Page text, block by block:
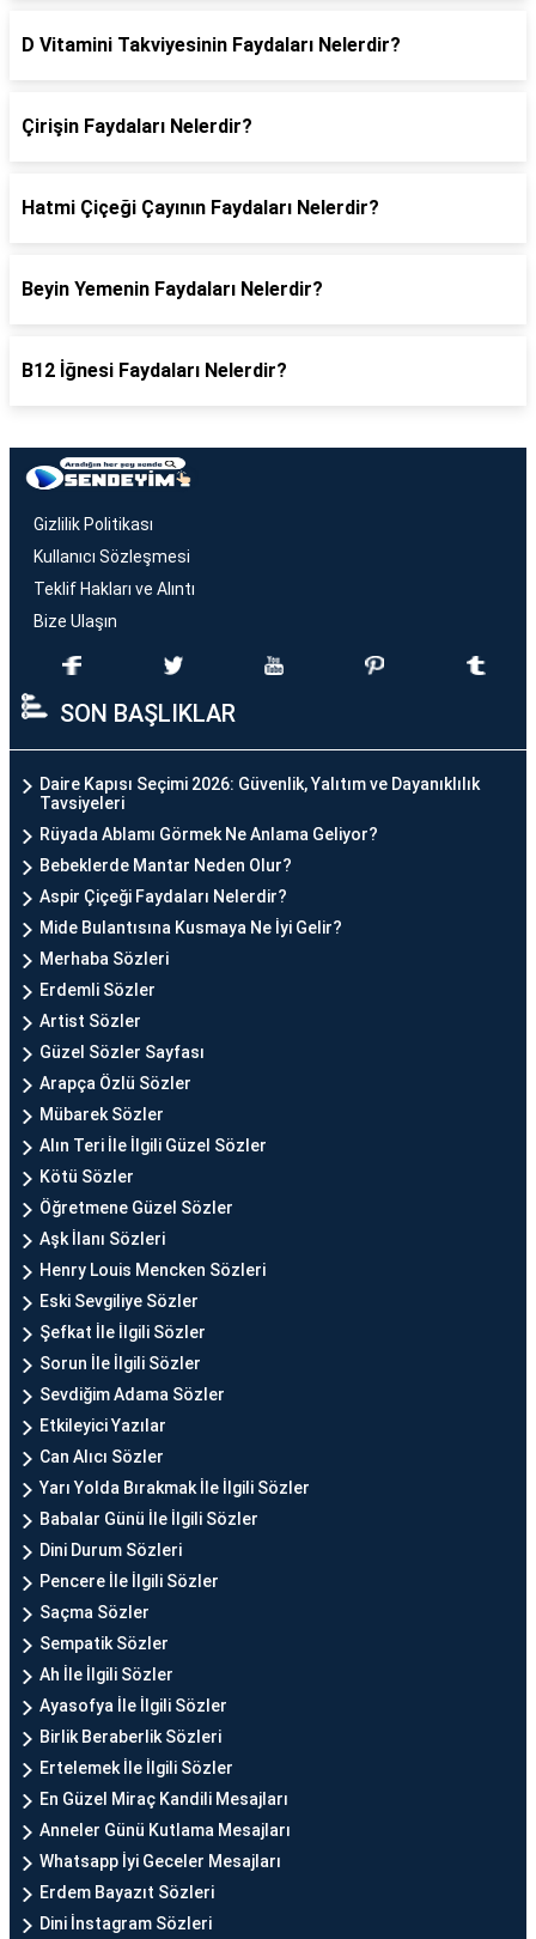
D Vitamini Takviyesinin Faydaları Nelerdir?
Çirişin Faydaları Nelerdir?
Hatmi Çiçeği Çayının Faydaları Nelerdir?
Beyin Yemenin Faydaları Nelerdir?
B12 İğnesi Faydaları Nelerdir?
Gizlilik Politikası
Kullanıcı Sözleşmesi
Teklif Hakları ve Alıntı
Bize Ulaşın
SON BAŞLIKLAR
Daire Kapısı Seçimi 2026: Güvenlik, Yalıtım ve Dayanıklılık
Tavsiyeleri
Rüyada Ablamı Görmek Ne Anlama Geliyor?
Bebeklerde Mantar Neden Olur?
Aspir Çiçeği Faydaları Nelerdir?
Mide Bulantısına Kusmaya Ne İyi Gelir?
Merhaba Sözleri
Erdemli Sözler
Artist Sözler
Güzel Sözler Sayfası
Arapça Özlü Sözler
Mübarek Sözler
Alın Teri İle İlgili Güzel Sözler
Kötü Sözler
Öğretmene Güzel Sözler
Aşk İlanı Sözleri
Henry Louis Mencken Sözleri
Eski Sevgiliye Sözler
Şefkat İle İlgili Sözler
Sorun İle İlgili Sözler
Sevdiğim Adama Sözler
Etkileyici Yazılar
Can Alıcı Sözler
Yarı Yolda Bırakmak İle İlgili Sözler
Babalar Günü İle İlgili Sözler
Dini Durum Sözleri
Pencere İle İlgili Sözler
Saçma Sözler
Sempatik Sözler
Ah İle İlgili Sözler
Ayasofya İle İlgili Sözler
Birlik Beraberlik Sözleri
Ertelemek İle İlgili Sözler
En Güzel Miraç Kandili Mesajları
Anneler Günü Kutlama Mesajları
Whatsapp İyi Geceler Mesajları
Erdem Bayazıt Sözleri
Dini İnstagram Sözleri